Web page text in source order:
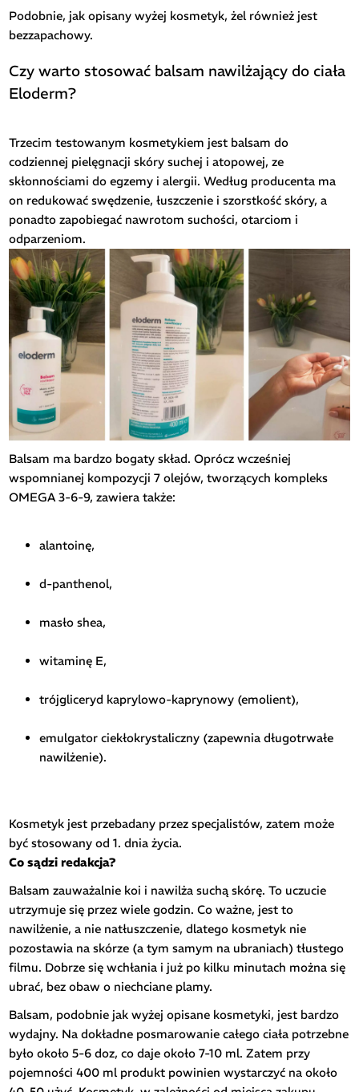
Podobnie, jak opisany wyżej kosmetyk, żel również jest
bezzapachowy.
Czy warto stosować balsam nawilżający do ciała
Eloderm?
Trzecim testowanym kosmetykiem jest balsam do
codziennej pielęgnacji skóry suchej i atopowej, ze
skłonnościami do egzemy i alergii. Według producenta ma
on redukować swędzenie, łuszczenie i szorstkość skóry, a
ponadto zapobiegać nawrotom suchości, otarciom i
odparzeniom.
Balsam ma bardzo bogaty skład. Oprócz wcześniej
wspomnianej kompozycji 7 olejów, tworzących kompleks
OMEGA 3-6-9, zawiera także:
alantoinę,
d-panthenol,
masło shea,
witaminę E,
trójgliceryd kaprylowo-kaprynowy (emolient),
emulgator ciekłokrystaliczny (zapewnia długotrwałe
nawilżenie).
Kosmetyk jest przebadany przez specjalistów, zatem może
być stosowany od 1. dnia życia.
Co sądzi redakcja?
Balsam zauważalnie koi i nawilża suchą skórę. To uczucie
utrzymuje się przez wiele godzin. Co ważne, jest to
nawilżenie, a nie natłuszczenie, dlatego kosmetyk nie
pozostawia na skórze (a tym samym na ubraniach) tłustego
filmu. Dobrze się wchłania i już po kilku minutach można się
ubrać, bez obaw o niechciane plamy.
Balsam, podobnie jak wyżej opisane kosmetyki, jest bardzo
wydajny. Na dokładne posmarowanie całego ciała potrzebne
było około 5-6 doz, co daje około 7-10 ml. Zatem przy
pojemności 400 ml produkt powinien wystarczyć na około